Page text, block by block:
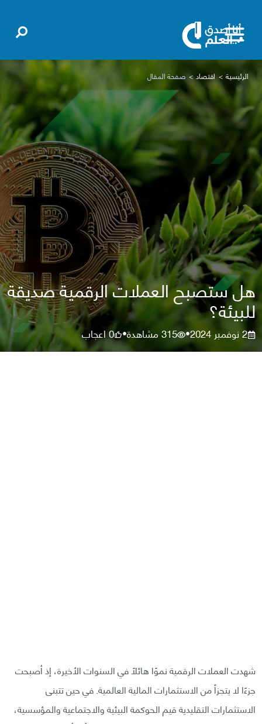
الرئيسية اقتصاد صفحة المقال
هل ستصبح العملات الرقمية صديقة
للبيئة؟
2 نوفمبر 2024 •
315مشاهدة•
0اعجاب
شهدت العملات الرقمية نموًا هائلًا في السنوات الأخيرة، إذ أصبحت
جزءًا لا يتجزأ من الاستثمارات المالية العالمية. في حين تتبنى
الاستثمارات التقليدية قيم الحوكمة البيئية والاجتماعية والمؤسسية،